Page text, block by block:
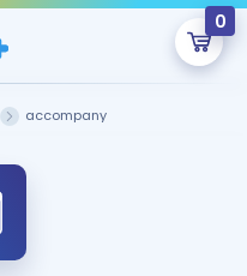
0
Boş.
onlarca eğitim seni
accompany